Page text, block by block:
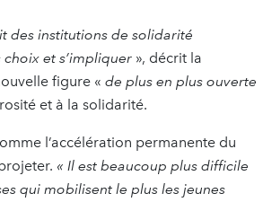
des institutions de solidarité
et s’impliquer », décrit la
figure « de plus en plus ouverte
et à la solidarité.
l’accélération permanente du
« Il est beaucoup plus difficile
qui mobilisent le plus les jeunes